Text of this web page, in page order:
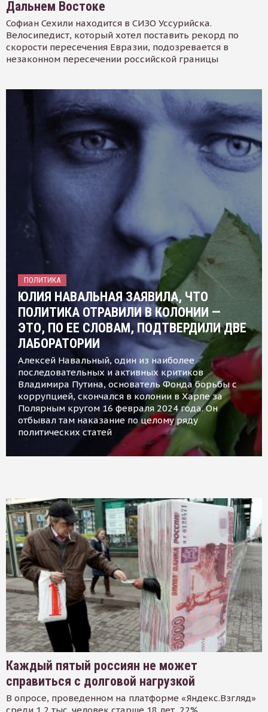
Дальнем Востоке
Софиан Сехили находится в СИЗО Уссурийска.
Велосипедист, который хотел поставить рекорд по
скорости пересечения Евразии, подозревается в
незаконном пересечении российской границы
ПОЛИТИКА
ЮЛИЯ НАВАЛЬНАЯ ЗАЯВИЛА, ЧТО
ПОЛИТИКА ОТРАВИЛИ В КОЛОНИИ —
ЭТО, ПО ЕЕ СЛОВАМ, ПОДТВЕРДИЛИ ДВЕ
ЛАБОРАТОРИИ
Алексей Навальный, один из наиболее
последовательных и активных критиков
Владимира Путина, основатель Фонда борьбы с
коррупцией, скончался в колонии в Харпе за
Полярным кругом 16 февраля 2024 года. Он
отбывал там наказание по целому ряду
политических статей
Каждый пятый россиян не может
справиться с долговой нагрузкой
В опросе, проведенном на платформе «Яндекс.Взгляд»